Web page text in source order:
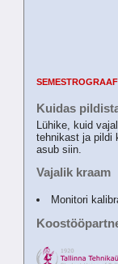
Kuidas
Lühike, kuid
tehnikast ja pildi
asub siin.
Vajalik kraam
Monitori